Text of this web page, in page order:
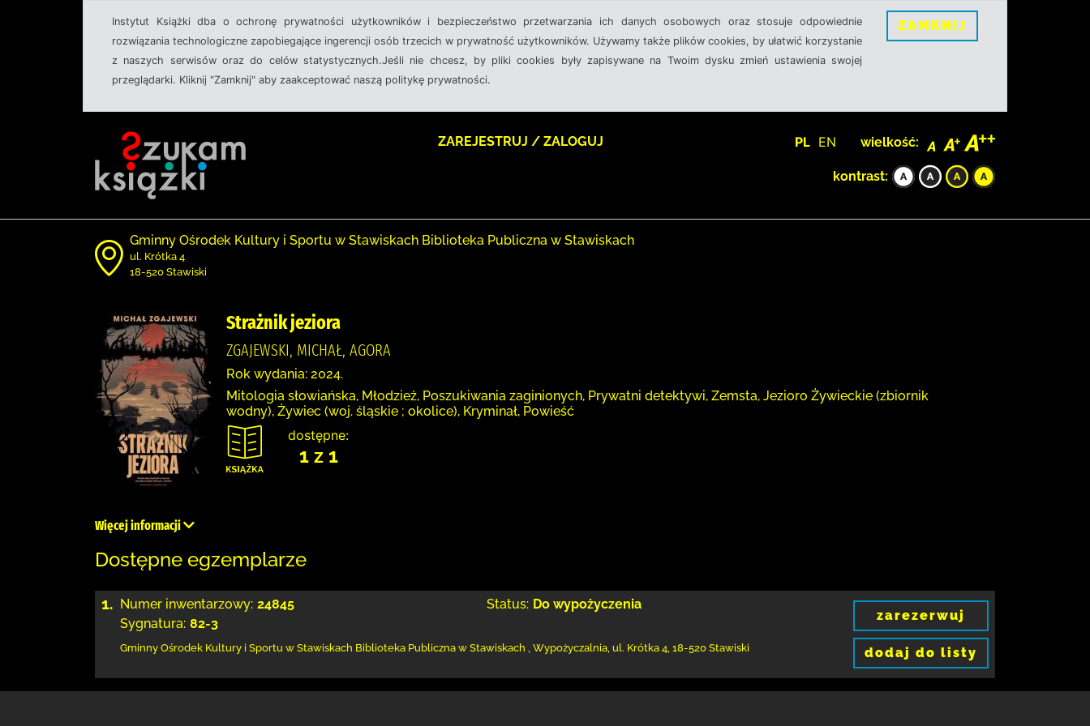
Instytut Książki dba o ochronę prywatności użytkowników i bezpieczeństwo przetwarzania ich danych osobowych oraz stosuje odpowiednie
rozwiązania technologiczne zapobiegające ingerencji osób trzecich w prywatność użytkowników. Używamy także plików cookies, by ułatwić korzystanie
z naszych serwisów oraz do celów statystycznych.Jeśli nie chcesz, by pliki cookies były zapisywane na Twoim dysku zmień ustawienia swojej
przeglądarki. Kliknij "Zamknij" aby zaakceptować naszą politykę prywatności.
ZAMKNIJ
ZAREJESTRUJ / ZALOGUJ PL EN wielkość:
kontrast:
Gminny Ośrodek Kultury i Sportu w Stawiskach Biblioteka Publiczna w Stawiskach
ul. Krótka 4
18-520 Stawiski
Strażnik jeziora
ZGAJEWSKI, MICHAŁ, AGORA
Rok wydania: 2024.
Mitologia słowiańska, Młodzież, Poszukiwania zaginionych, Prywatni detektywi, Zemsta, Jezioro Żywieckie (zbiornik
wodny), Żywiec (woj. śląskie ; okolice), Kryminał, Powieść
dostępne:
1 z 1
Więcej informacji
Dostępne egzemplarze
1. Numer inwentarzowy: 24845
Sygnatura: 82-3
Status: Do wypożyczenia
Gminny Ośrodek Kultury i Sportu w Stawiskach Biblioteka Publiczna w Stawiskach , Wypożyczalnia, ul. Krótka 4, 18-520 Stawiski
zarezerwuj
dodaj do listy